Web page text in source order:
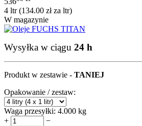
4 ltr (134.00 złza ltr)
W magazynie
Wysyłka w ciągu 24 h
Produkt w zestawie - TANIEJ
Opakowanie / zestaw:
Waga przesyłki: 4.000 kg
+
−